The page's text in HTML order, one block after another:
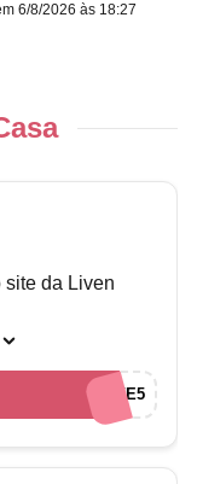
6/8/2026 às 18:27
site da Liven
LEVE5